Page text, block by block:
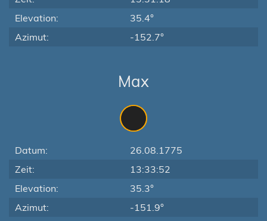
Elevation:
35.4°
Azimut:
-152.7°
Max
Datum:
26.08.1775
Zeit:
13:33:52
Elevation:
35.3°
Azimut:
-151.9°